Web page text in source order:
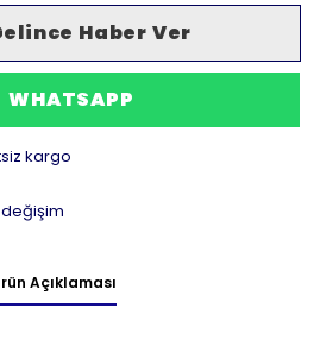
Haber Ver
WHATSAPP
kargo
Açıklaması